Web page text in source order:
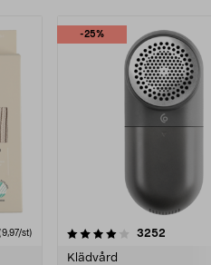
(9,97/st)
-25%
3252
Klädvård
4.5av 5 stjärnor